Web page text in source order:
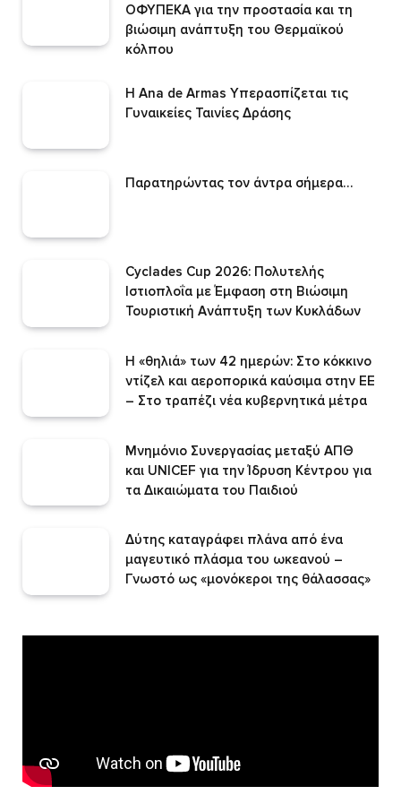
ΟΦΥΠΕΚΑ για την προστασία και τη
βιώσιμη ανάπτυξη του Θερμαϊκού
κόλπου
Η Ana de Armas Υπερασπίζεται τις
Γυναικείες Ταινίες Δράσης
Παρατηρώντας τον άντρα σήμερα…
Cyclades Cup 2026: Πολυτελής
Ιστιοπλοΐα με Έμφαση στη Βιώσιμη
Τουριστική Ανάπτυξη των Κυκλάδων
Η «θηλιά» των 42 ημερών: Στο κόκκινο
ντίζελ και αεροπορικά καύσιμα στην ΕΕ
– Στο τραπέζι νέα κυβερνητικά μέτρα
Μνημόνιο Συνεργασίας μεταξύ ΑΠΘ
και UNICEF για την Ίδρυση Κέντρου για
τα Δικαιώματα του Παιδιού
Δύτης καταγράφει πλάνα από ένα
μαγευτικό πλάσμα του ωκεανού –
Γνωστό ως «μονόκεροι της θάλασσας»